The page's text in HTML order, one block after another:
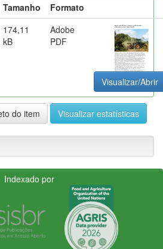
Tamanho
Formato
174,11
kB
Adobe
PDF
Visualizar/Abrir
do item Visualizar estatísticas
Indexado por